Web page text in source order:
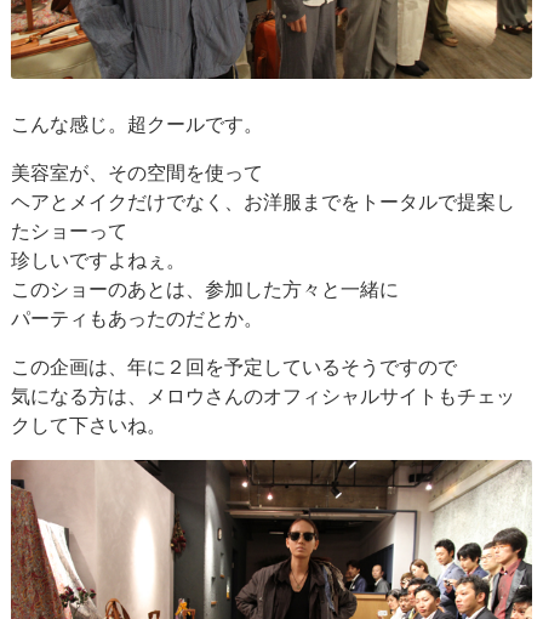
こんな感じ。超クールです。
美容室が、その空間を使って
ヘアとメイクだけでなく、お洋服までをトータルで提案し
たショーって
珍しいですよねぇ。
このショーのあとは、参加した方々と一緒に
パーティもあったのだとか。
この企画は、年に２回を予定しているそうですので
気になる方は、メロウさんのオフィシャルサイトもチェッ
クして下さいね。